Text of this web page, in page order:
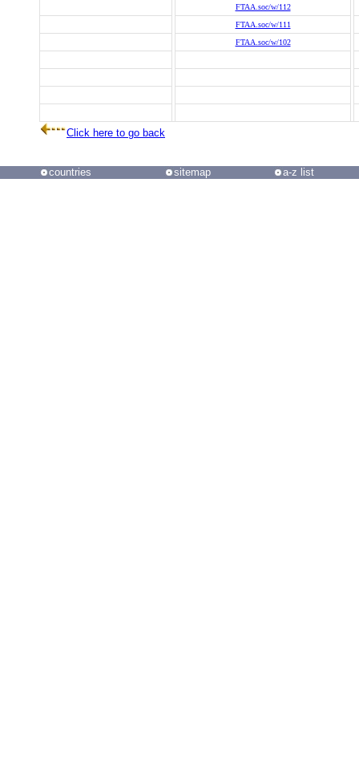
FTAA.soc/w/112
FTAA.soc/w/111
FTAA.soc/w/102
Click here to go back
countries sitemap a-z list